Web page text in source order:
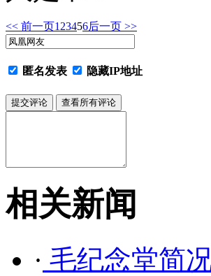
<< 前一页1 23456后一页 >>
匿名发表 隐藏IP地址
相关新闻
· 毛纪念堂简